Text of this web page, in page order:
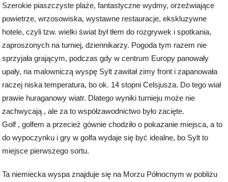
Szerokie piaszczyste plaże, fantastyczne wydmy, orzeźwiające
powietrze, wrzosowiska, wystawne restauracje, ekskluzywne
hotele, czyli tzw. wielki świat był tłem do rozgrywek i spotkania,
zaproszonych na turniej, dziennikarzy. Pogoda tym razem nie
sprzyjała grającym, podczas gdy w centrum Europy panowały
upały, na malowniczą wyspę Sylt zawitał zimy front i zapanowała
raczej niska temperatura, bo ok. 14 stopni Celsjusza. Do tego wiał
prawie huraganowy wiatr. Dlatego wyniki turnieju może nie
zachwycają , ale za to współzawodnictwo było zacięte.
Golf , golfem a przecież gównie chodziło o pokazanie miejsca, a to
do wypoczynku i gry w golfa wydaje się być idealne, bo Sylt to
miejsce pierwszego sortu.
Ta niemiecka wyspa znajduje się na Morzu Północnym w pobliżu